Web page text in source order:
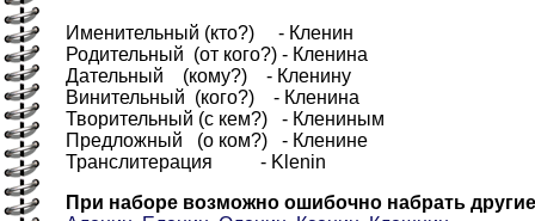
Именительный (кто?) - Кленин
Родительный (от кого?) - Кленина
Дательный (кому?) - Кленину
Винительный (кого?) - Кленина
Творительный (с кем?) - Клениным
Предложный (о ком?) - Кленине
Транслитерация - Klenin
При наборе возможно ошибочно набрать